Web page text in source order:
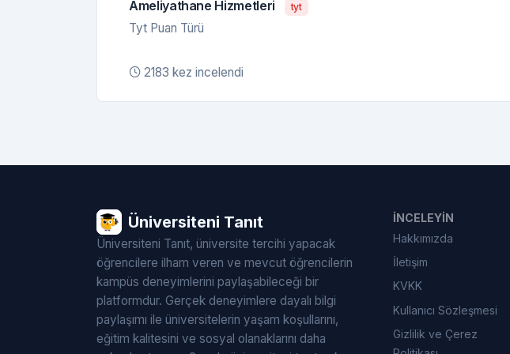
Ameliyathane Hizmetleri tyt
Tyt Puan Türü
2183 kez incelendi
Üniversiteni Tanıt
Üniversiteni Tanıt, üniversite tercihi yapacak
öğrencilere ilham veren ve mevcut öğrencilerin
kampüs deneyimlerini paylaşabileceği bir
platformdur. Gerçek deneyimlere dayalı bilgi
paylaşımı ile üniversitelerin yaşam koşullarını,
eğitim kalitesini ve sosyal olanaklarını daha
İNCELEYIN
Hakkımızda
İletişim
KVKK
Kullanıcı Sözleşmesi
Gizlilik ve Çerez